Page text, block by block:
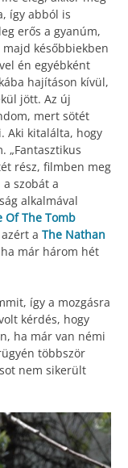
így abból is
erős a gyanúm,
későbbiekben
én egyébként
hajításon kívül,
jött. Az új
mert sötét
Aki kitalálta, hogy
„Fantasztikus
rész, filmben meg
szobát a
alkalmával
Of The Tomb
a The Nathan
már három hét
így a mozgásra
kérdés, hogy
ha már van némi
többször
nem sikerült